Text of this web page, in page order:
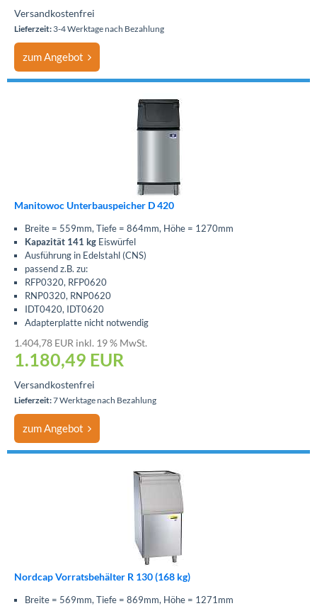
Versandkostenfrei
Lieferzeit: 3-4 Werktage nach Bezahlung
zum Angebot
Manitowoc Unterbauspeicher D 420
Breite = 559mm, Tiefe = 864mm, Höhe = 1270mm
Kapazität 141 kg Eiswürfel
Ausführung in Edelstahl (CNS)
passend z.B. zu:
RFP0320, RFP0620
RNP0320, RNP0620
IDT0420, IDT0620
Adapterplatte nicht notwendig
1.404,78 EUR inkl. 19 % MwSt.
1.180,49 EUR
Versandkostenfrei
Lieferzeit:7 Werktage nach Bezahlung
zum Angebot
Nordcap Vorratsbehälter R 130 (168 kg)
Breite = 569mm, Tiefe = 869mm, Höhe = 1271mm